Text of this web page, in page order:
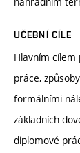
UČEBNÍ CÍLE
Hlavním
práce,
formálními
základních
diplomové